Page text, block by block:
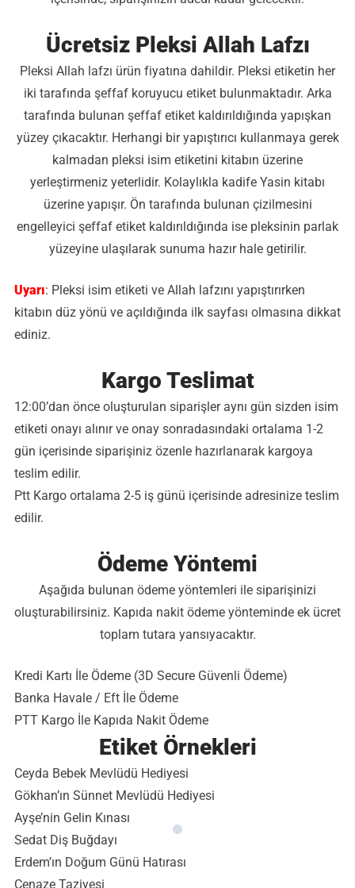
Ücretsiz Pleksi Allah Lafzı
Pleksi Allah lafzı ürün fiyatına dahildir. Pleksi etiketin her
iki tarafında şeffaf koruyucu etiket bulunmaktadır. Arka
tarafında bulunan şeffaf etiket kaldırıldığında yapışkan
yüzey çıkacaktır. Herhangi bir yapıştırıcı kullanmaya gerek
kalmadan pleksi isim etiketini kitabın üzerine
yerleştirmeniz yeterlidir. Kolaylıkla kadife Yasin kitabı
üzerine yapışır. Ön tarafında bulunan çizilmesini
engelleyici şeffaf etiket kaldırıldığında ise pleksinin parlak
yüzeyine ulaşılarak sunuma hazır hale getirilir.
Uyarı: Pleksi isim etiketi ve Allah lafzını yapıştırırken
kitabın düz yönü ve açıldığında ilk sayfası olmasına dikkat
ediniz.
Kargo Teslimat
12:00’dan önce oluşturulan siparişler aynı gün sizden isim
etiketi onayı alınır ve onay sonradasındaki ortalama 1-2
gün içerisinde siparişiniz özenle hazırlanarak kargoya
teslim edilir.
Ptt Kargo ortalama 2-5 iş günü içerisinde adresinize teslim
edilir.
Ödeme Yöntemi
Aşağıda bulunan ödeme yöntemleri ile siparişinizi
oluşturabilirsiniz. Kapıda nakit ödeme yönteminde ek ücret
toplam tutara yansıyacaktır.
Kredi Kartı İle Ödeme (3D Secure Güvenli Ödeme)
Banka Havale / Eft İle Ödeme
PTT Kargo İle Kapıda Nakit Ödeme
Etiket Örnekleri
Ceyda Bebek Mevlüdü Hediyesi
Gökhan’ın Sünnet Mevlüdü Hediyesi
Ayşe’nin Gelin Kınası
Sedat Diş Buğdayı
Erdem’ın Doğum Günü Hatırası
Cenaze Taziyesi